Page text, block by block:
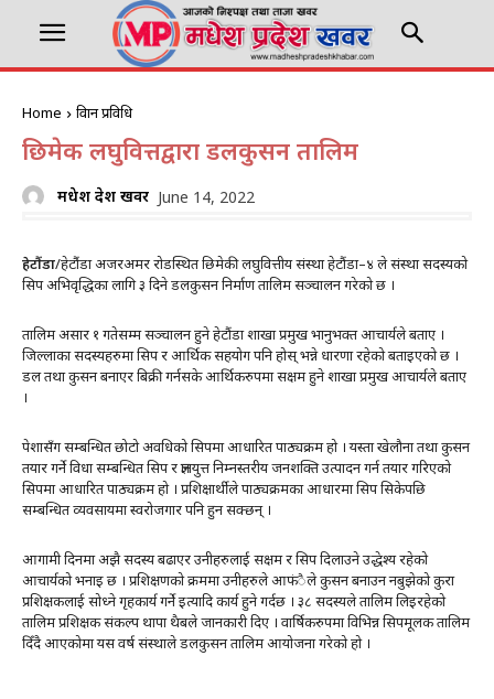
Home विज्ञान प्रविधि
छिमेकी लघुवित्तद्वारा डलकुसन तालिम
मधेश प्रदेश खवर June 14, 2022
हेटौंडा/हेटौंंडा अजरअमर रोडस्थित छिमेकी लघुवित्तीय संस्था हेटौंडा–४ ले संस्था सदस्यको
सिप अभिवृद्धिका लागि ३ दिने डलकुसन निर्माण तालिम सञ्चालन गरेको छ ।
तालिम असार १ गतेसम्म सञ्चालन हुने हेटौंडा शाखा प्रमुख भानुभक्त आचार्यले बताए ।
जिल्लाका सदस्यहरुमा सिप र आर्थिक सहयोग पनि होस् भन्ने धारणा रहेको बताइएको छ ।
डल तथा कुसन बनाएर बिक्री गर्नसके आर्थिकरुपमा सक्षम हुने शाखा प्रमुख आचार्यले बताए
।
पेशासँग सम्बन्धित छोटो अवधिको सिपमा आधारित पाठ्यक्रम हो । यस्ता खेलौना तथा कुसन
तयार गर्ने विधा सम्बन्धित सिप र ज्ञानयुत्त निम्नस्तरीय जनशक्ति उत्पादन गर्न तयार गरिएको
सिपमा आधारित पाठ्यक्रम हो । प्रशिक्षार्थीले पाठ्यक्रमका आधारमा सिप सिकेपछि
सम्बन्धित व्यवसायमा स्वरोजगार पनि हुन सक्छन् ।
आगामी दिनमा अझै सदस्य बढाएर उनीहरुलाई सक्षम र सिप दिलाउने उद्धेश्य रहेको
आचार्यको भनाइ छ । प्रशिक्षणको क्रममा उनीहरुले आफंैले कुसन बनाउन नबुझेको कुरा
प्रशिक्षकलाई सोध्ने गृहकार्य गर्ने इत्यादि कार्य हुने गर्दछ । ३८ सदस्यले तालिम लिइरहेको
तालिम प्रशिक्षक संकल्प थापा थैबले जानकारी दिए । वार्षिकरुपमा विभिन्न सिपमूलक तालिम
दिँदै आएकोमा यस वर्ष संस्थाले डलकुसन तालिम आयोजना गरेको हो ।